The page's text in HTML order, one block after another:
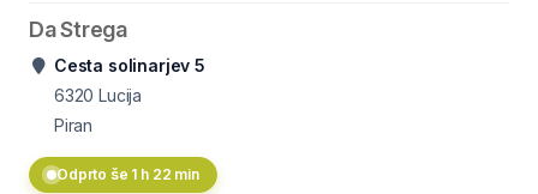
Da Strega
Cesta solinarjev 5
6320 Lucija
Piran
Odprto še 1 h 22 min